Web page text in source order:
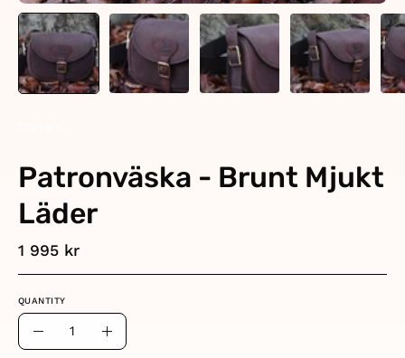
Patronväska - Brunt Mjukt
Läder
1 995 kr
QUANTITY
Quantity
Increase